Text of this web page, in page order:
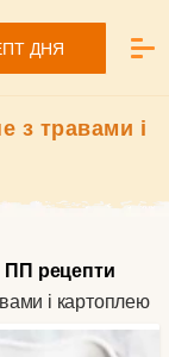
ДНЯ
з травами і
ПП рецепти
і картоплею